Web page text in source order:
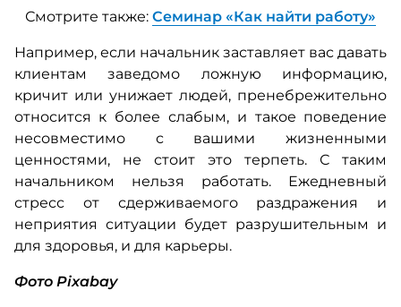
Смотрите также: Семинар «Как найти работу»
Например, если начальник заставляет вас давать
клиентам заведомо ложную информацию,
кричит или унижает людей, пренебрежительно
относится к более слабым, и такое поведение
несовместимо с вашими жизненными
ценностями, не стоит это терпеть. С таким
начальником нельзя работать. Ежедневный
стресс от сдерживаемого раздражения и
неприятия ситуации будет разрушительным и
для здоровья, и для карьеры.
Фото Pixabay